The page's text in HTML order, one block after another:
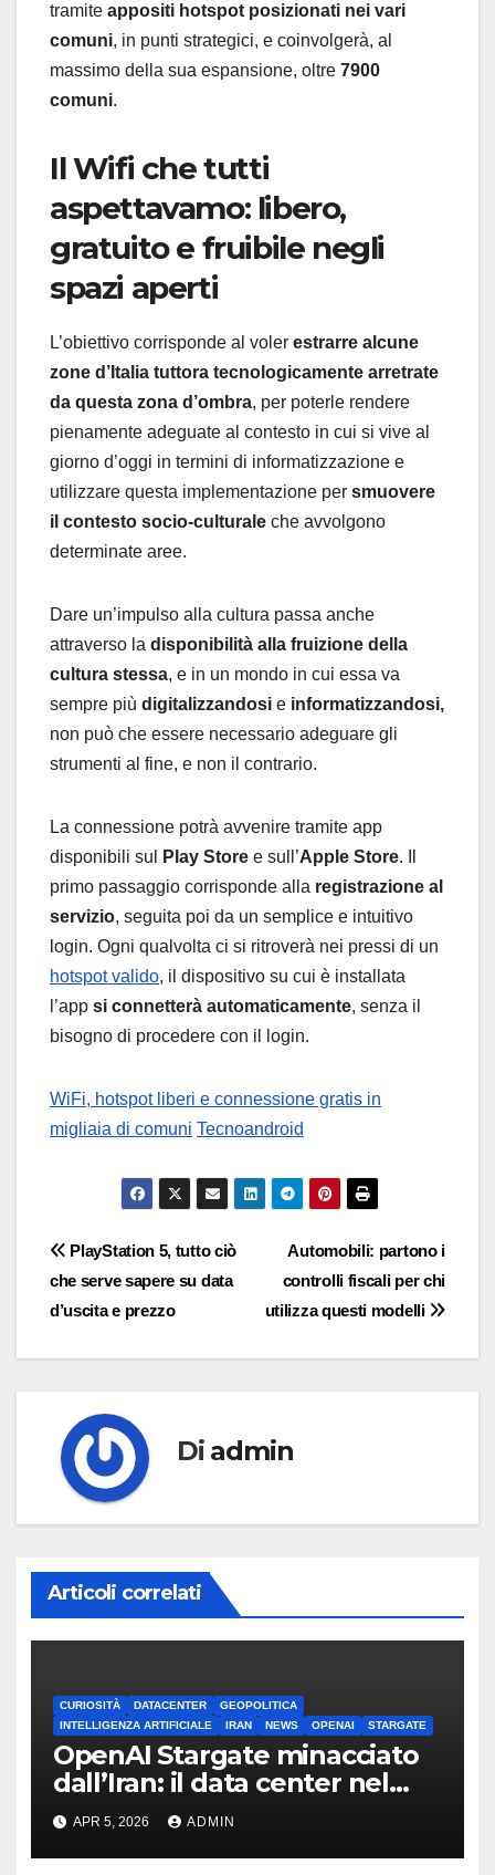
tramite appositi hotspot posizionati nei vari
comuni, in punti strategici, e coinvolgerà, al
massimo della sua espansione, oltre 7900
comuni.
Il Wifi che tutti
aspettavamo: libero,
gratuito e fruibile negli
spazi aperti
L’obiettivo corrisponde al voler estrarre alcune
zone d’Italia tuttora tecnologicamente arretrate
da questa zona d’ombra, per poterle rendere
pienamente adeguate al contesto in cui si vive al
giorno d’oggi in termini di informatizzazione e
utilizzare questa implementazione per smuovere
il contesto socio-culturale che avvolgono
determinate aree.
Dare un’impulso alla cultura passa anche
attraverso la disponibilità alla fruizione della
cultura stessa, e in un mondo in cui essa va
sempre più digitalizzandosi e informatizzandosi,
non può che essere necessario adeguare gli
strumenti al fine, e non il contrario.
La connessione potrà avvenire tramite app
disponibili sul
Play Store e sull’Apple Store. Il
primo passaggio corrisponde alla registrazione al
servizio, seguita poi da un semplice e intuitivo
login. Ogni qualvolta ci si ritroverà nei pressi di un
hotspot valido, il dispositivo su cui è installata
l’app si connetterà automaticamente, senza il
bisogno di procedere con il login.
WiFi, hotspot liberi e connessione gratis in
migliaia di comuni Tecnoandroid
Navigazione
articoli
Automobili: partono i
controlli fiscali per chi
utilizza questi modelli
PlayStation 5, tutto ciò
che serve sapere su data
d’uscita e prezzo
Di admin
Articoli correlati
CURIOSITÀ DATACENTER
GEOPOLITICA
INTELLIGENZA ARTIFICIALE
IRAN NEWS OPENAI STARGATE
OpenAI Stargate minacciato
dall’Iran: il data center nel
mirino
APR 5, 2026 ADMIN